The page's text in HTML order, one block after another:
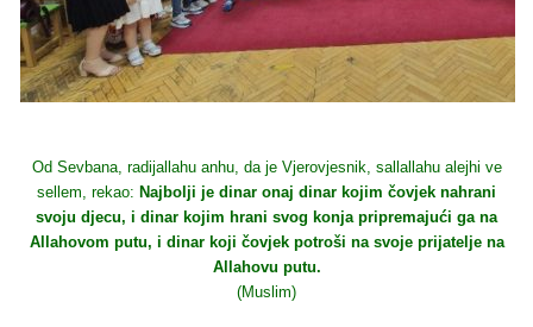
Od Sevbana, radijallahu anhu, da je Vjerovjesnik, sallallahu alejhi ve
sellem, rekao: Najbolji je dinar onaj dinar kojim čovjek nahrani
svoju djecu, i dinar kojim hrani svog konja pripremajući ga na
Allahovom putu, i dinar koji čovjek potroši na svoje prijatelje na
Allahovu putu.
(Muslim)